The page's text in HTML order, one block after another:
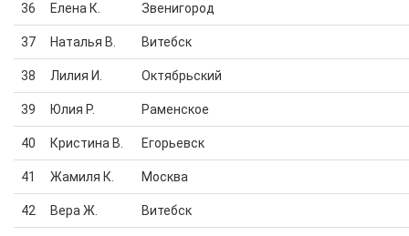
36 Елена К. Звенигород
37 Наталья В. Витебск
38 Лилия И. Октябрьский
39 Юлия Р. Раменское
40 Кристина В. Егорьевск
41 Жамиля К. Москва
42 Вера Ж. Витебск